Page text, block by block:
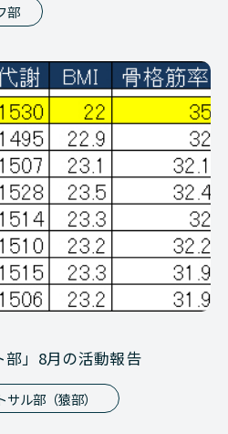
部
部」8月の活動報告
サル部（猿部）